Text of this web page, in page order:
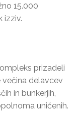
15.000
izziv.
prizadeli
večina delavcev
in bunkerjih,
uničenih.